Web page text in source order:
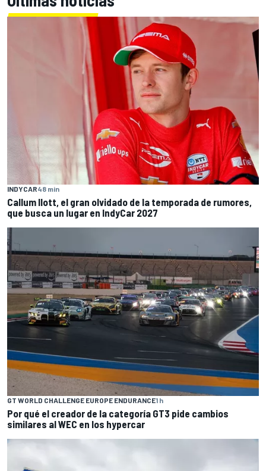
INDYCAR48 min
Callum Ilott, el gran olvidado de la temporada de rumores,
que busca un lugar en IndyCar 2027
GT WORLD CHALLENGE EUROPE ENDURANCE1 h
Por qué el creador de la categoría GT3 pide cambios
similares al WEC en los hypercar